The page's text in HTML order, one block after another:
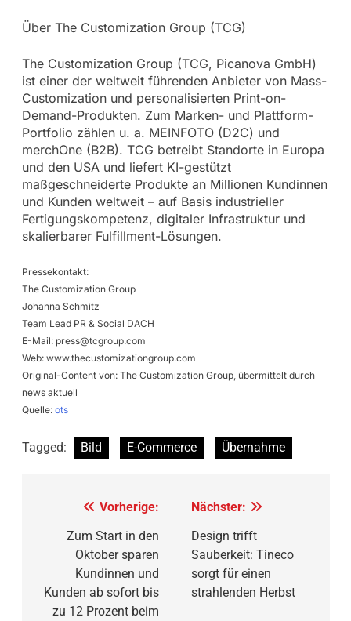
Über The Customization Group (TCG)
The Customization Group (TCG, Picanova GmbH)
ist einer der weltweit führenden Anbieter von Mass-
Customization und personalisierten Print-on-
Demand-Produkten. Zum Marken- und Plattform-
Portfolio zählen u. a. MEINFOTO (D2C) und
merchOne (B2B). TCG betreibt Standorte in Europa
und den USA und liefert KI-gestützt
maßgeschneiderte Produkte an Millionen Kundinnen
und Kunden weltweit – auf Basis industrieller
Fertigungskompetenz, digitaler Infrastruktur und
skalierbarer Fulfillment-Lösungen.
Pressekontakt:
The Customization Group
Johanna Schmitz
Team Lead PR & Social DACH
E-Mail: press@tcgroup.com
Web: www.thecustomizationgroup.com
Original-Content von: The Customization Group, übermittelt durch
news aktuell
Quelle: ots
Tagged: Bild E-Commerce Übernahme
Beitragsnavigation
Vorherige:
Zum Start in den
Oktober sparen
Kundinnen und
Kunden ab sofort bis
zu 12 Prozent beim
Nächster:
Design trifft
Sauberkeit: Tineco
sorgt für einen
strahlenden Herbst